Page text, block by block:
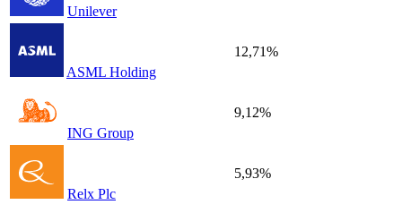
Unilever
ASML Holding
12,71%
ING Group
9,12%
Relx Plc
5,93%